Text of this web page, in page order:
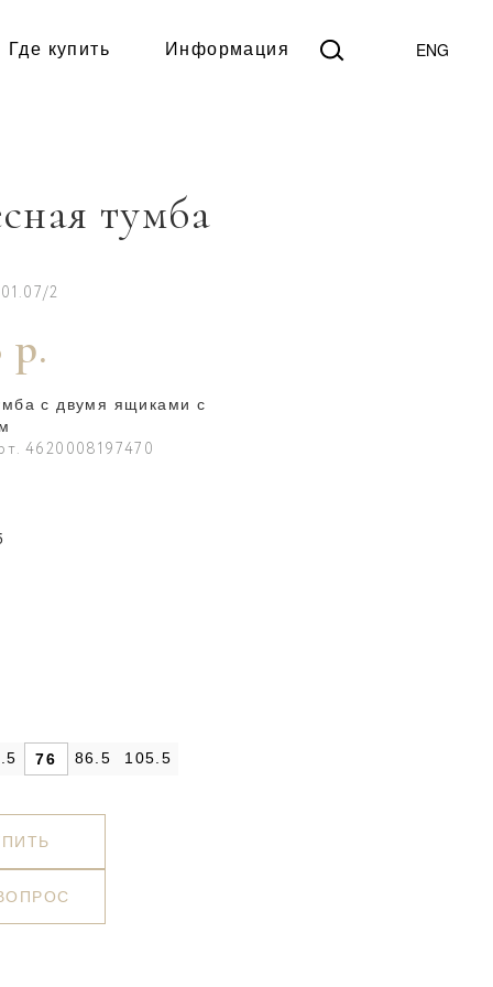
Где купить Информация ENG
тумба
2
р.
с двумя ящиками с
4620008197470
76 86.5 105.5